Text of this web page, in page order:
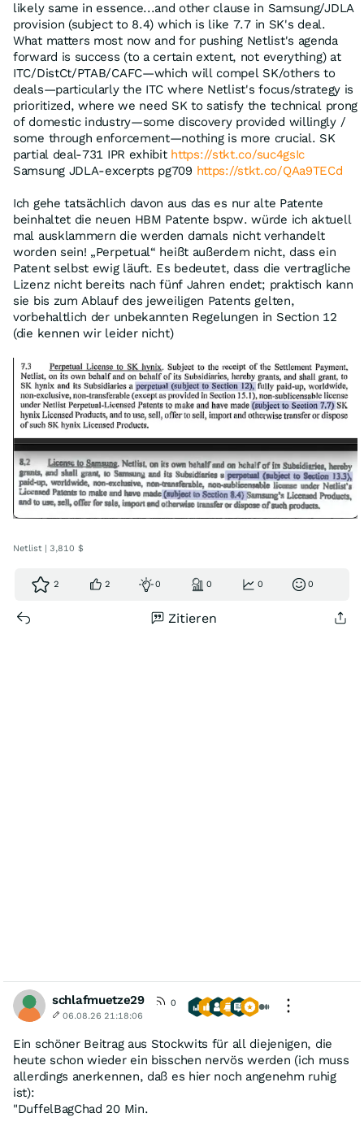
likely same in essence...and other clause in Samsung/JDLA
provision (subject to 8.4) which is like 7.7 in SK's deal.
What matters most now and for pushing Netlist's agenda
forward is success (to a certain extent, not everything) at
ITC/DistCt/PTAB/CAFC—which will compel SK/others to
deals—particularly the ITC where Netlist's focus/strategy is
prioritized, where we need SK to satisfy the technical prong
of domestic industry—some discovery provided willingly /
some through enforcement—nothing is more crucial. SK
partial deal-731 IPR exhibit https://stkt.co/suc4gsIc
Samsung JDLA-excerpts pg709 https://stkt.co/QAa9TECd
Ich gehe tatsächlich davon aus das es nur alte Patente
beinhaltet die neuen HBM Patente bspw. würde ich aktuell
mal ausklammern die werden damals nicht verhandelt
worden sein! „Perpetual“ heißt außerdem nicht, dass ein
Patent selbst ewig läuft. Es bedeutet, dass die vertragliche
Lizenz nicht bereits nach fünf Jahren endet; praktisch kann
sie bis zum Ablauf des jeweiligen Patents gelten,
vorbehaltlich der unbekannten Regelungen in Section 12
(die kennen wir leider nicht)
Netlist | 3,810 $
2 2 0 0 0 0
Zitieren
schlafmuetze29
0
06.08.26 21:18:06
Ein schöner Beitrag aus Stockwits für all diejenigen, die
heute schon wieder ein bisschen nervös werden (ich muss
allerdings anerkennen, daß es hier noch angenehm ruhig
ist):
"DuffelBagChad 20 Min.